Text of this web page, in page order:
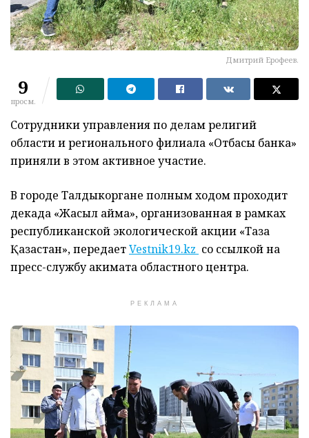
Дмитрий Ерофеев.
9
просм.
Сотрудники управления по делам религий
области и регионального филиала «Отбасы банка»
приняли в этом активное участие.
В городе Талдыкоргане полным ходом проходит
декада «Жасыл аймақ», организованная в рамках
республиканской экологической акции «Таза
Қазақстан», передаетVestnik19.kz со ссылкой на
пресс-службу акимата областного центра.
РЕКЛАМА